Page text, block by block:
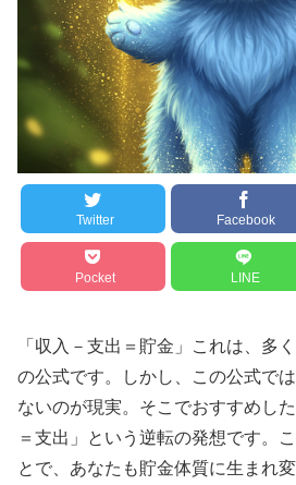
Twitter Facebook
Pocket LINE
「収入－支出＝貯金」これは、多
の公式です。しかし、この公式で
ないのが現実。そこでおすすめし
＝支出」という逆転の発想です。
とで、あなたも貯金体質に生まれ